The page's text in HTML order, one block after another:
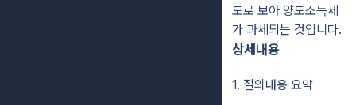
도로 보아 양도소득세
가 과세되는 것입니다.
상세내용
1. 질의내용 요약